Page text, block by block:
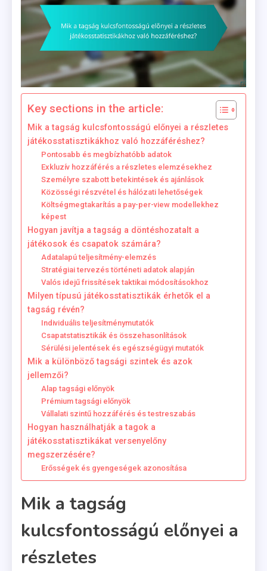
Key sections in the article:
Mik a tagság kulcsfontosságú előnyei a részletes
játékosstatisztikákhoz való hozzáféréshez?
Pontosabb és megbízhatóbb adatok
Exkluzív hozzáférés a részletes elemzésekhez
Személyre szabott betekintések és ajánlások
Közösségi részvétel és hálózati lehetőségek
Költségmegtakarítás a pay-per-view modellekhez
képest
Hogyan javítja a tagság a döntéshozatalt a
játékosok és csapatok számára?
Adatalapú teljesítmény-elemzés
Stratégiai tervezés történeti adatok alapján
Valós idejű frissítések taktikai módosításokhoz
Milyen típusú játékosstatisztikák érhetők el a
tagság révén?
Individuális teljesítménymutatók
Csapatstatisztikák és összehasonlítások
Sérülési jelentések és egészségügyi mutatók
Mik a különböző tagsági szintek és azok
jellemzői?
Alap tagsági előnyök
Prémium tagsági előnyök
Vállalati szintű hozzáférés és testreszabás
Hogyan használhatják a tagok a
játékosstatisztikákat versenyelőny
megszerzésére?
Erősségek és gyengeségek azonosítása
Mik a tagság
kulcsfontosságú előnyei a
részletes